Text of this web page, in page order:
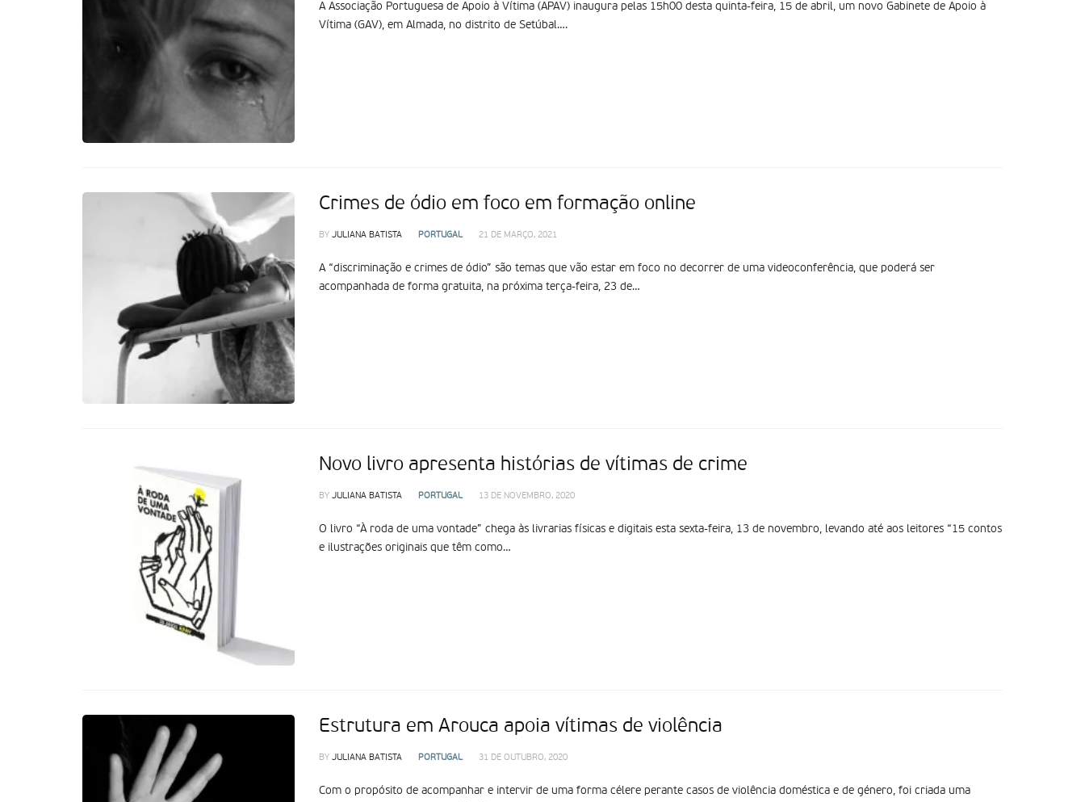
A Associação Portuguesa de Apoio à Vítima (APAV) inaugura pelas 15h00 desta quinta-feira, 15 de abril, um novo Gabinete de Apoio à
Vítima (GAV), em Almada, no distrito de Setúbal….
Crimes de ódio em foco em formação online
BY JULIANA BATISTA PORTUGAL 21 DE MARÇO, 2021
A “discriminação e crimes de ódio” são temas que vão estar em foco no decorrer de uma videoconferência, que poderá ser
acompanhada de forma gratuita, na próxima terça-feira, 23 de…
Novo livro apresenta histórias de vítimas de crime
BY JULIANA BATISTA PORTUGAL 13 DE NOVEMBRO, 2020
O livro “À roda de uma vontade” chega às livrarias físicas e digitais esta sexta-feira, 13 de novembro, levando até aos leitores “15 contos
e ilustrações originais que têm como…
Estrutura em Arouca apoia vítimas de violência
BY JULIANA BATISTA PORTUGAL 31 DE OUTUBRO, 2020
Com o propósito de acompanhar e intervir de uma forma célere perante casos de violência doméstica e de género, foi criada uma